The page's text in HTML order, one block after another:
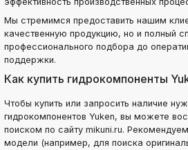
Мы стремимся предоставить нашим
качественную продукцию, но и полный
профессионального подбора до
поддержки.
Как купить гидрокомпоненты
Чтобы купить или запросить наличие
гидрокомпонентов Yuken, вы можете
поиском по сайту mikuni.ru.
модели (например, для поиска